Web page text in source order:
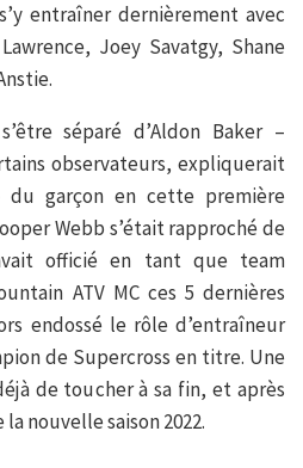
entraîner dernièrement avec
Joey Savatgy, Shane
séparé d’Aldon Baker –
observateurs, expliquerait
du garçon en cette première
Webb s’était rapproché de
officié en tant que team
ATV MC ces 5 dernières
endossé le rôle d’entraîneur
de Supercross en titre. Une
de toucher à sa fin, et après
nouvelle saison 2022.